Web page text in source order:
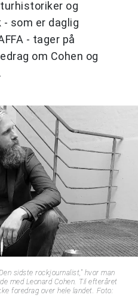
og
som er daglig
- tager på
om Cohen og
sidste rockjournalist," hvor man
med Leonard Cohen. Til efteråret
foredrag over hele landet. Foto: